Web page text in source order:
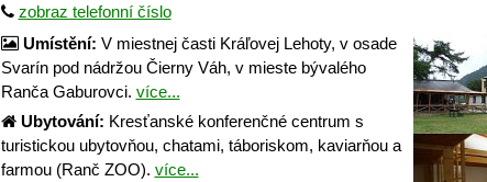
zobraz telefonní číslo
Umístění: V miestnej časti Kráľovej Lehoty, v osade
Svarín pod nádržou Čierny Váh, v mieste bývalého
Ranča Gaburovci. více...
Ubytování: Kresťanské konferenčné centrum s
turistickou ubytovňou, chatami, táboriskom, kaviarňou a
farmou (Ranč ZOO). více...